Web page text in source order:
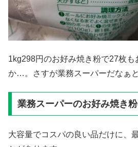
1kg298円のお好み焼き粉で27枚
か…。さすが業務スーパーだなぁ
業務スーパーのお好み焼き
大容量でコスパの良い品だけに、